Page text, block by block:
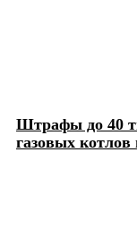
Штрафы до 40
газовых котлов